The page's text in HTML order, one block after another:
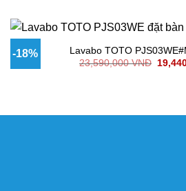
-18%
Lavabo TOTO
23,590,000VNĐ